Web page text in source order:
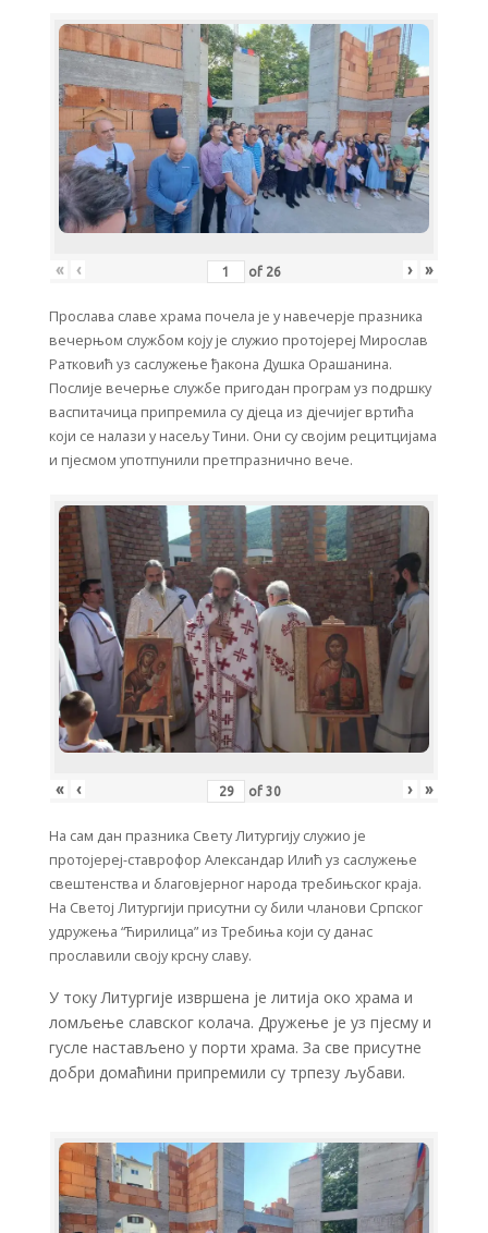
« ‹ of 26 › »
Прослава славе храма почела је у навечерје празника
вечерњом службом коју је служио протојереј Мирослав
Ратковић уз саслужење ђакона Душка Орашанина.
Послије вечерње службе пригодан програм уз подршку
васпитачица припремила су дјеца из дјечијег вртића
који се налази у насељу Тини. Они су својим рецитцијама
и пјесмом употпунили претпразнично вече.
« ‹ of 30 › »
На сам дан празника Свету Литургију служио је
протојереј-ставрофор Александар Илић уз саслужење
свештенства и благовјерног народа требињског краја.
На Светој Литургији присутни су били чланови Српског
удружења “Ћирилица” из Требиња који су данас
прославили своју крсну славу.
У току Литургије извршена је литија око храма и
ломљење славског колача. Дружење је уз пјесму и
гусле настављено у порти храма. За све присутне
добри домаћини припремили су трпезу љубави.